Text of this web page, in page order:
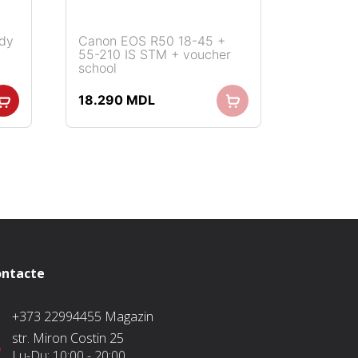
Canon EOS R50 18-45 +
55-210 IS STM + voucher
school
18.290 MDL
+373 22994455 Magazin
str. Miron Costin 25